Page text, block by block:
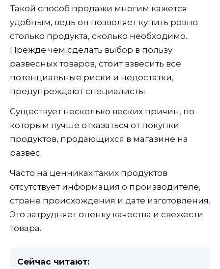
Такой способ продажи многим кажется
удобным, ведь он позволяет купить ровно
столько продукта, сколько необходимо.
Прежде чем сделать выбор в пользу
развесных товаров, стоит взвесить все
потенциальные риски и недостатки,
предупреждают специалисты.
Существует несколько веских причин, по
которым лучше отказаться от покупки
продуктов, продающихся в магазине на
развес.
Часто на ценниках таких продуктов
отсутствует информация о производителе,
стране происхождения и дате изготовления.
Это затрудняет оценку качества и свежести
товара.
Сейчас читают: